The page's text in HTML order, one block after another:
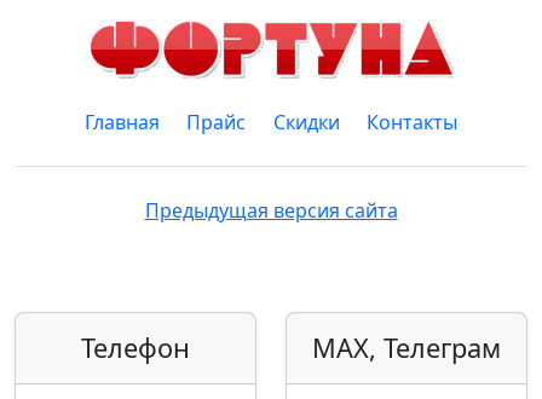
Главная Прайс Скидки Контакты
Предыдущая версия сайта
Телефон MAX, Телеграм